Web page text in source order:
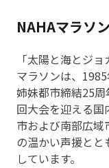
NAHAマラソ
「太陽と海とジ
マラソンは、
姉妹都市締結25
回大会を迎える国
市および南部広
の温かい声援と
しています。